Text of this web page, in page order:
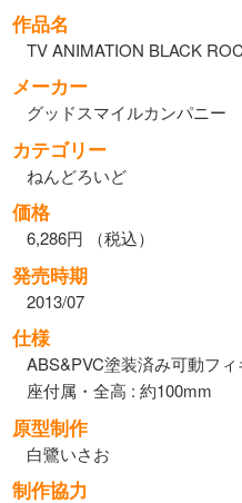
作品名
TV ANIMATION BLACK
メーカー
グッドスマイルカンパニー
カテゴリー
ねんどろいど
価格
6,286円 （税込）
発売時期
2013/07
仕様
ABS&PVC塗装済み可動フ
座付属・全高 : 約100mm
原型制作
白鷺いさお
制作協力